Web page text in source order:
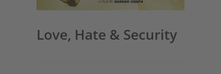
Love, Hate & Security